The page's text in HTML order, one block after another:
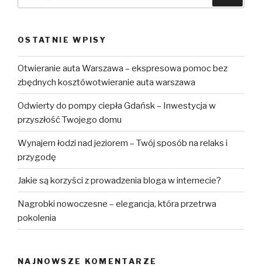
OSTATNIE WPISY
Otwieranie auta Warszawa – ekspresowa pomoc bez
zbędnych kosztówotwieranie auta warszawa
Odwierty do pompy ciepła Gdańsk – Inwestycja w
przyszłość Twojego domu
Wynajem łodzi nad jeziorem – Twój sposób na relaks i
przygodę
Jakie są korzyści z prowadzenia bloga w internecie?
Nagrobki nowoczesne – elegancja, która przetrwa
pokolenia
NAJNOWSZE KOMENTARZE